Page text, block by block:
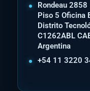
Rondeau 2858
Piso 5 Oficina
Distrito
C1262ABL
Argentina
+54 11 3220